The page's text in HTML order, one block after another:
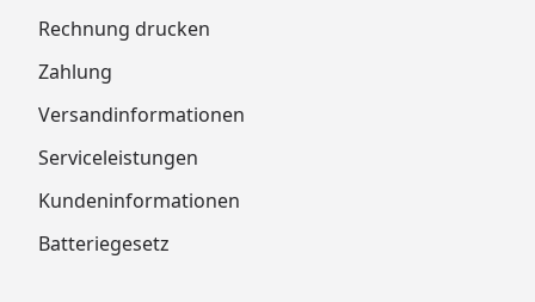
Rechnung drucken
Zahlung
Versandinformationen
Serviceleistungen
Kundeninformationen
Batteriegesetz